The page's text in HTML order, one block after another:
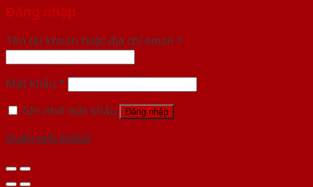
Đăng nhập
Tên tài khoản hoặc địa chỉ email *
Mật khẩu *
Ghi nhớ mật khẩu
Đăng nhập
Quên mật khẩu?